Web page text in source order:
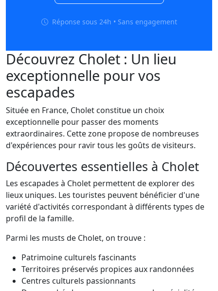
Réponse sous 24h • Sans engagement
Découvrez Cholet : Un lieu
exceptionnelle pour vos
escapades
Située en France, Cholet constitue un choix
exceptionnelle pour passer des moments
extraordinaires. Cette zone propose de nombreuses
d'expériences pour ravir tous les goûts de visiteurs.
Découvertes essentielles à Cholet
Les escapades à Cholet permettent de explorer des
lieux uniques. Les touristes peuvent bénéficier d'une
variété d'activités correspondant à différents types de
profil de la famille.
Parmi les musts de Cholet, on trouve :
Patrimoine culturels fascinants
Territoires préservés propices aux randonnées
Centres culturels passionnants